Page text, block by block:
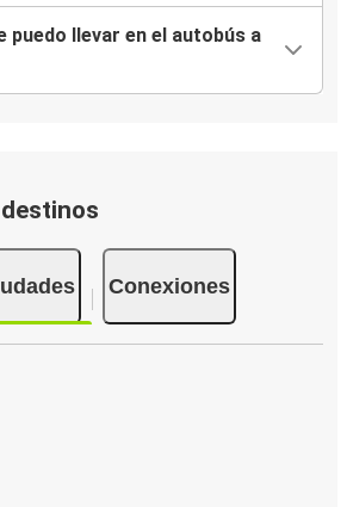
puedo llevar en el autobús a
Conexiones